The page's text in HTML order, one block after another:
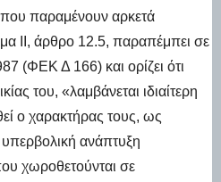
που παραμένουν αρκετά
ΙΙ, άρθρο 12.5, παραπέμπει σε
(ΦΕΚ Δ 166) και ορίζει ότι
του, «λαμβάνεται ιδιαίτερη
ο χαρακτήρας τους, ως
υπερβολική ανάπτυξη
χωροθετούνται σε